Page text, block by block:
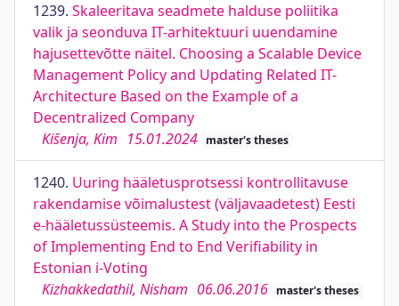
1239. Skaleeritava seadmete halduse poliitika
valik ja seonduva IT-arhitektuuri uuendamine
hajusettevõtte näitel. Choosing a Scalable Device
Management Policy and Updating Related IT-
Architecture Based on the Example of a
Decentralized Company
Kišenja, Kim 15.01.2024 master's theses
1240. Uuring hääletusprotsessi kontrollitavuse
rakendamise võimalustest (väljavaadetest) Eesti
e-hääletussüsteemis. A Study into the Prospects
of Implementing End to End Verifiability in
Estonian i-Voting
Kizhakkedathil, Nisham 06.06.2016 master's theses